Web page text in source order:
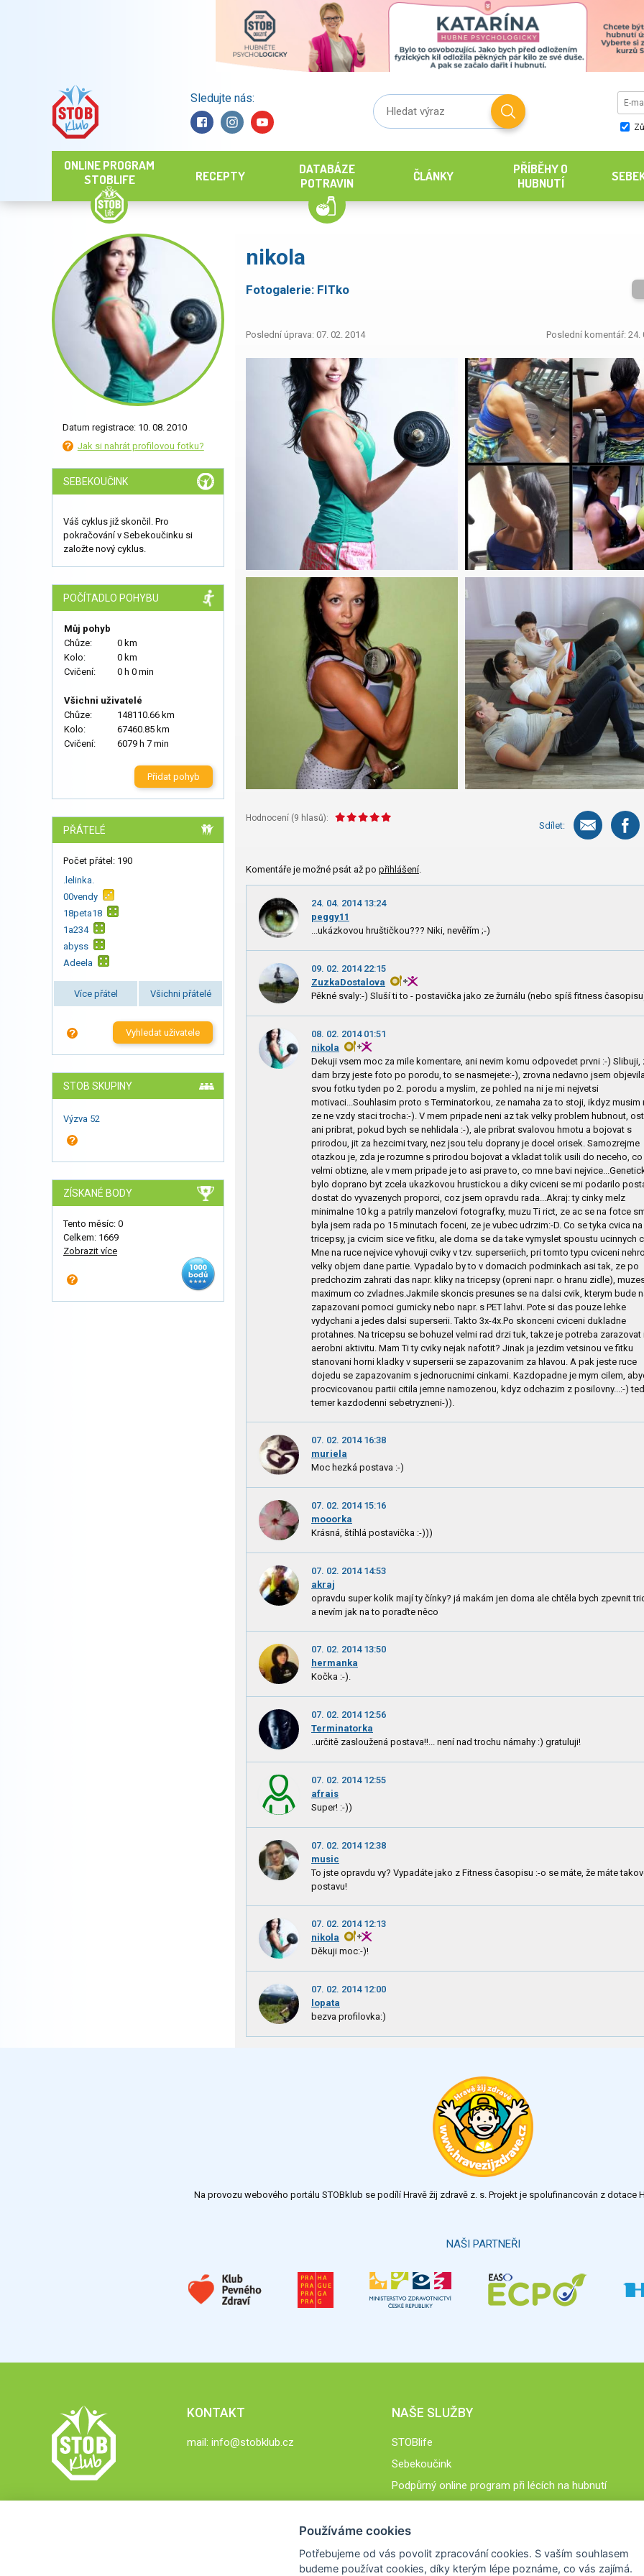
Sledujte nás:
ONLINE PROGRAM
STOBLIFE
RECEPTY
DATABÁZE
POTRAVIN
ČLÁNKY
PŘÍBĚHY O
HUBNUTÍ
Datum registrace: 10. 08. 2010
Jak si nahrát profilovou fotku?
SEBEKOUČINK
Váš cyklus již skončil. Pro
pokračování v Sebekoučinku si
založte nový cyklus.
POČÍTADLO POHYBU
Můj pohyb
Chůze:
0 km
Kolo:
0 km
Cvičení:
0 h 0 min
Všichni uživatelé
Chůze:
148110.66 km
Kolo:
67460.85 km
Cvičení:
6079 h 7 min
Přidat pohyb
PŘÁTELÉ
Počet přátel: 190
.lelinka.
00vendy
18peta18
1a234
abyss
Adeela
Více přátel Všichni přátelé
Vyhledat uživatele
STOB SKUPINY
Výzva 52
ZÍSKANÉ BODY
Tento měsíc: 0
Celkem: 1669
Zobrazit více
nikola
Fotogalerie: FITko
Poslední úprava: 07. 02. 2014 Poslední komentář: 24.
Hodnocení (9 hlasů):
Sdílet:
Komentáře je možné psát až po přihlášení.
24. 04. 2014 13:24
peggy11
...ukázkovou hruštičkou??? Niki, nevěřím ;-)
09. 02. 2014 22:15
ZuzkaDostalova
Pěkné svaly:-) Sluší ti to - postavička jako ze žurnálu (nebo spíš fitness
08. 02. 2014 01:51
nikola
Dekuji vsem moc za mile komentare, ani nevim komu odpovedet prvni :-) Slibuji,
dam brzy jeste foto po porodu, to se nasmejete:-), zrovna nedavno jsem
svou fotku tyden po 2. porodu a myslim, ze pohled na ni je mi nejvetsi
motivaci...Souhlasim proto s Terminatorkou, ze namaha za to stoji, ikdyz musim
ze ne vzdy staci trocha:-). V mem pripade neni az tak velky problem hubnout,
ani pribrat, pokud bych se nehlidala :-), ale pribrat svalovou hmotu a bojovat s
prirodou, jit za hezcimi tvary, nez jsou telu doprany je docel orisek. Samozrejme
otazkou je, zda je rozumne s prirodou bojovat a vkladat tolik usili do neceho, co
velmi obtizne, ale v mem pripade je to asi prave to, co mne bavi
bylo doprano byt zcela ukazkovou hrustickou a diky cviceni se mi podarilo
dostat do vyvazenych proporci, coz jsem opravdu rada...Akraj: ty cinky melz
minimalne 10 kg a patrily manzelovi fotografky, muzu Ti rict, ze ac se na fotce
byla jsem rada po 15 minutach foceni, ze je vubec udrzim:-D. Co se tyka cvica na
tricepsy, ja cvicim sice ve fitku, ale doma se da take vymyslet spoustu ucinnych
Mne na ruce nejvice vyhovuji cviky v tzv. superseriich, pri tomto typu cviceni
velky objem dane partie. Vypadalo by to v domacich podminkach asi tak, ze po
predchozim zahrati das napr. kliky na tricepsy (opreni napr. o hranu zidle),
maximum co zvladnes.Jakmile skoncis presunes se na dalsi cvik, kterym bude
zapazovani pomoci gumicky nebo napr. s PET lahvi. Pote si das pouze lehke
vydychani a jedes dalsi superserii. Takto 3x-4x.Po skonceni cviceni dukladne
protahnes. Na tricepsu se bohuzel velmi rad drzi tuk, takze je potreba zarazovat
aerobni aktivitu. Mam Ti ty cviky nejak nafotit? Jinak ja jezdim vetsinou ve fitku
stanovani horni kladky v superserii se zapazovanim za hlavou. A pak jeste ruce
dojedu se zapazovanim s jednorucnimi cinkami. Kazdopadne je mym cilem,
procvicovanou partii citila jemne namozenou, kdyz odchazim z posilovny...:-)
temer kazdodenni sebetryzneni-)).
07. 02. 2014 16:38
muriela
Moc hezká postava :-)
07. 02. 2014 15:16
mooorka
Krásná, štíhlá postavička :-)))
07. 02. 2014 14:53
akraj
opravdu super kolik mají ty čínky? já makám jen doma ale chtěla bych zpevnit
a nevím jak na to poraďte něco
07. 02. 2014 13:50
hermanka
Kočka :-).
07. 02. 2014 12:56
Terminatorka
..určitě zasloužená postava!!... není nad trochu námahy :) gratuluji!
07. 02. 2014 12:55
afrais
Super! :-))
07. 02. 2014 12:38
music
To jste opravdu vy? Vypadáte jako z Fitness časopisu :-o se máte, že máte
postavu!
07. 02. 2014 12:13
nikola
Děkuji moc:-)!
07. 02. 2014 12:00
lopata
bezva profilovka:)
Na provozu webového portálu STOBklub se podílí Hravě žij zdravě z. s. Projekt je spolufinancován z dotace
NAŠI PARTNEŘI
KONTAKT
mail: info@stobklub.cz
NAŠE SLUŽBY
STOBlife
Sebekoučink
Podpůrný online program při lécích na hubnutí
Používáme cookies
Potřebujeme od vás povolit zpracování cookies. S vaším souhlasem
budeme používat cookies, díky kterým lépe poznáme, co vás zajímá.